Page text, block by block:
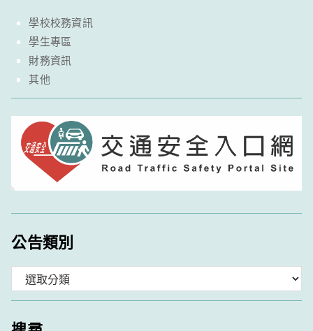
學校校務資訊
學生專區
財務資訊
其他
公告類別
類